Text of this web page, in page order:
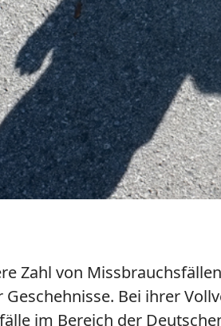
Zahl von
Bei ihrer
im Bereich der